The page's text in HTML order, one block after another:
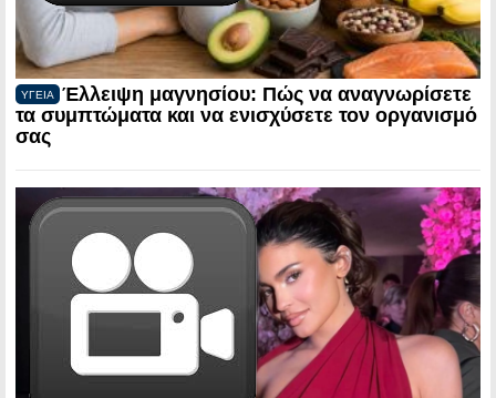
ΥΓΕΙΑ
Έλλειψη μαγνησίου: Πώς να αναγνωρίσετε
τα συμπτώματα και να ενισχύσετε τον οργανισμό
σας